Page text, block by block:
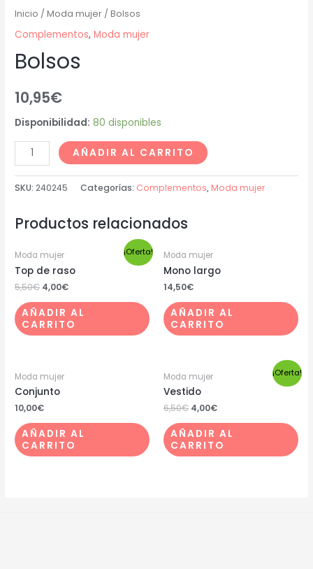
Inicio /Moda mujer / Bolsos
Complementos,Moda mujer
Bolsos
10,95€
Disponibilidad: 80 disponibles
AÑADIR AL CARRITO
SKU:240245 Categorías: Complementos, Moda mujer
Productos relacionados
¡Oferta!
Moda mujer
Top de raso
5,50€ 4,00€
AÑADIR AL
CARRITO
Moda mujer
Mono largo
14,50€
AÑADIR AL
CARRITO
Moda mujer
Conjunto
10,00€
AÑADIR AL
CARRITO
¡Oferta!
Moda mujer
Vestido
6,50€ 4,00€
AÑADIR AL
CARRITO